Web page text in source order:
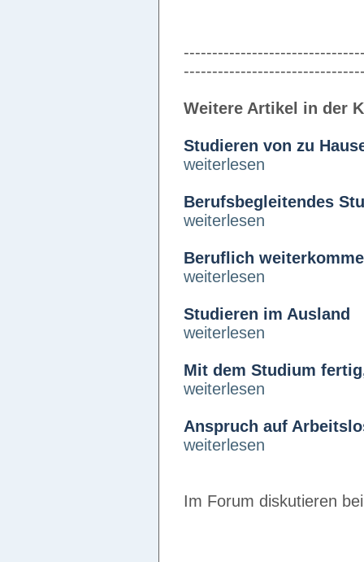
Weitere Artikel in der
Studieren von zu
weiterlesen
Berufsbegleitendes
weiterlesen
Beruflich
weiterlesen
Studieren im Ausland
weiterlesen
Mit dem Studium
weiterlesen
Anspruch auf
weiterlesen
Im Forum diskutieren